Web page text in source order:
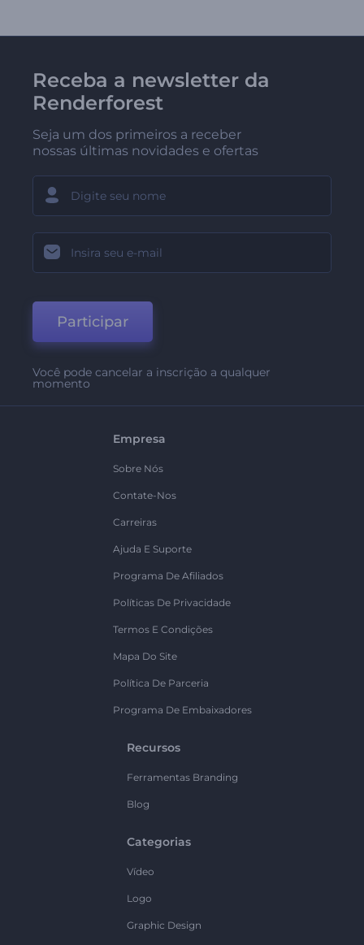
Receba a newsletter da
Renderforest
Seja um dos primeiros a receber
nossas últimas novidades e ofertas
Participar
Você pode cancelar a inscrição a qualquer
momento
Empresa
Sobre Nós
Contate-Nos
Carreiras
Ajuda E Suporte
Programa De Afiliados
Políticas De Privacidade
Termos E Condições
Mapa Do Site
Política De Parceria
Programa De Embaixadores
Recursos
Ferramentas Branding
Blog
Categorias
Vídeo
Logo
Graphic Design